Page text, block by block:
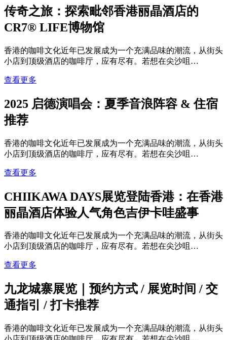
传奇之旅：探索毗邻香港丽晶酒店的
CR7® LIFE博物馆
香港的咖啡文化近年已发展成为一个充满品味的潮流，从街头
小店到顶级酒店的咖啡厅，应有尽有。若想在尖沙咀…
查看更多
2025 启德演唱会：夏季音浪阵容 & 住宿
推荐
香港的咖啡文化近年已发展成为一个充满品味的潮流，从街头
小店到顶级酒店的咖啡厅，应有尽有。若想在尖沙咀…
查看更多
CHIIKAWA DAYS展览登陆香港：在香港
丽晶酒店体验人气角色吉伊卡哇盛事
香港的咖啡文化近年已发展成为一个充满品味的潮流，从街头
小店到顶级酒店的咖啡厅，应有尽有。若想在尖沙咀…
查看更多
九龙城寨展览｜预约方式 / 展览时间 / 交
通指引 / 打卡推荐
香港的咖啡文化近年已发展成为一个充满品味的潮流，从街头